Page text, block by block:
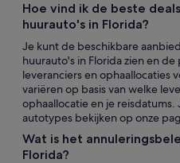
Hoe vind ik de beste
huurauto's in Florida?
Je kunt de beschikbare
huurauto's in Florida zien en
leveranciers en ophaallocaties
variëren op basis van welke
ophaallocatie en je
autotypes bekijken op onze
Wat is het
Florida?